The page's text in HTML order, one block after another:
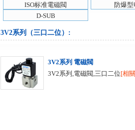
ISO标准電磁閥
防爆型
D-SUB
3V2系列（三口二位） :
3V2系列 電磁閥
3V2系列,電磁閥,三口二位[相